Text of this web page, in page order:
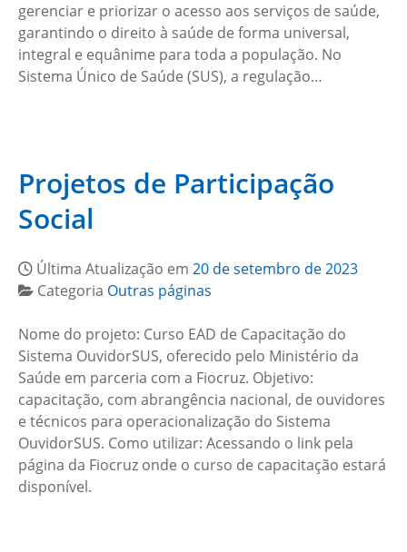
gerenciar e priorizar o acesso aos serviços de saúde,
garantindo o direito à saúde de forma universal,
integral e equânime para toda a população. No
Sistema Único de Saúde (SUS), a regulação…
Projetos de Participação
Social
Última Atualização em 20 de setembro de 2023
Categoria Outras páginas
Nome do projeto: Curso EAD de Capacitação do
Sistema OuvidorSUS, oferecido pelo Ministério da
Saúde em parceria com a Fiocruz. Objetivo:
capacitação, com abrangência nacional, de ouvidores
e técnicos para operacionalização do Sistema
OuvidorSUS. Como utilizar: Acessando o link pela
página da Fiocruz onde o curso de capacitação estará
disponível.